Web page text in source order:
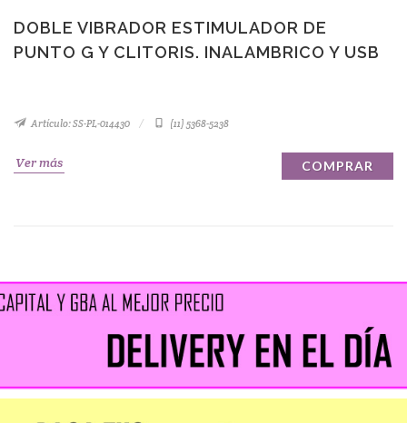
DOBLE VIBRADOR ESTIMULADOR DE
PUNTO G Y CLITORIS. INALAMBRICO Y USB
Artículo: SS-PL-014430 (11) 5368-5238
Ver más COMPRAR